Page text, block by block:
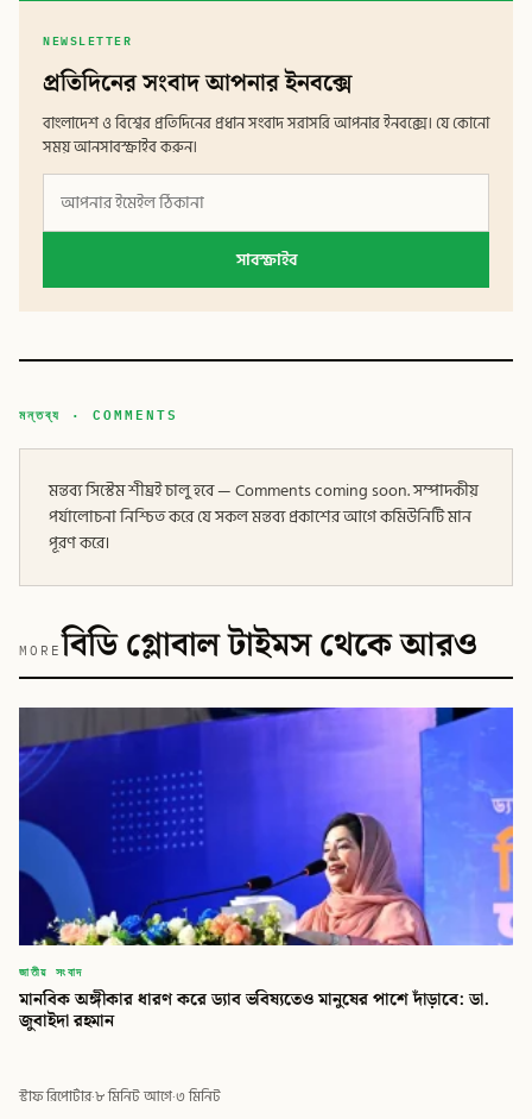
NEWSLETTER
প্রতিদিনের সংবাদ আপনার ইনবক্সে
বাংলাদেশ ও বিশ্বের প্রতিদিনের প্রধান সংবাদ সরাসরি আপনার ইনবক্সে। যে কোনো
সময় আনসাবস্ক্রাইব করুন।
সাবস্ক্রাইব
মন্তব্য · COMMENTS
মন্তব্য সিস্টেম শীঘ্রই চালু হবে — Comments coming soon. সম্পাদকীয়
পর্যালোচনা নিশ্চিত করে যে সকল মন্তব্য প্রকাশের আগে কমিউনিটি মান
পূরণ করে।
MOREবিডি গ্লোবাল টাইমস থেকে আরও
জাতীয় সংবাদ
মানবিক অঙ্গীকার ধারণ করে ড্যাব ভবিষ্যতেও মানুষের পাশে দাঁড়াবে: ডা.
জুবাইদা রহমান
স্টাফ রিপোর্টার·৮ মিনিট আগে·৩ মিনিট